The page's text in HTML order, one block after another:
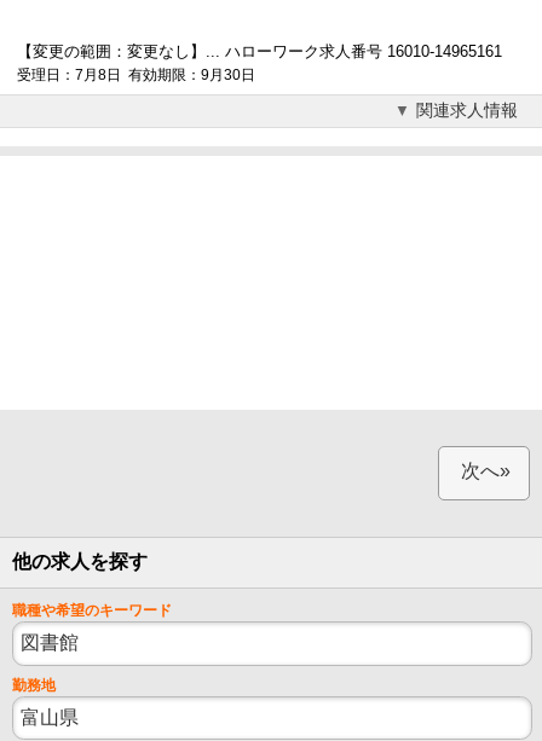
【変更の範囲：変更なし】... ハローワーク求人番号 16010-14965161
受理日：7月8日 有効期限：9月30日
関連求人情報
次へ»
他の求人を探す
職種や希望のキーワード
勤務地